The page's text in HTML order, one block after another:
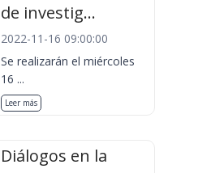
de investig...
2022-11-16 09:00:00
Se realizarán el miércoles
16 ...
Leer más
Diálogos en la